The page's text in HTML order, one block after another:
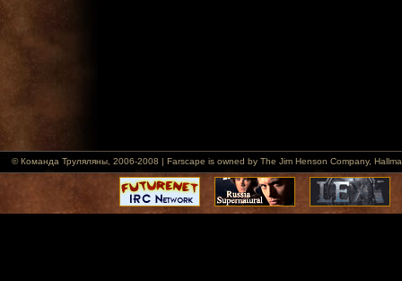
© Команда Труляляны, 2006-2008 | Farscape is owned by The Jim Henson Company,